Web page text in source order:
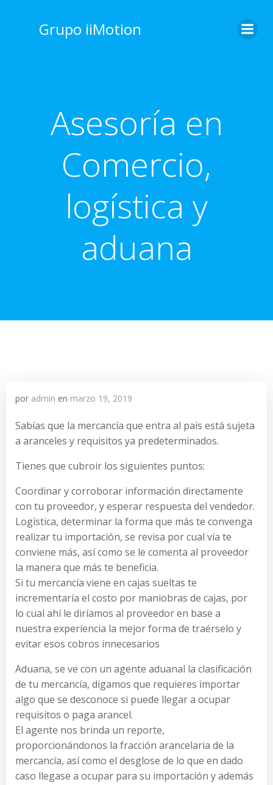
contenido
Grupo iiMotion
Asesoría en
Comercio,
logística y
aduana
por admin en marzo 19, 2019
Sabías que la mercancía que entra al país está sujeta
a aranceles y requisitos ya predeterminados.
Tienes que cubroir los siguientes puntos:
Coordinar y corroborar información directamente
con tu proveedor, y esperar respuesta del vendedor.
Logística, determinar la forma que más te convenga
realizar tu importación, se revisa por cual vía te
conviene más, así como se le comenta al proveedor
la manera que más te beneficia.
Si tu mercancía viene en cajas sueltas te
incrementaría el costo por maniobras de cajas, por
lo cual ahí le diríamos al proveedor en base a
nuestra experiencia la mejor forma de traérselo y
evitar esos cobros innecesarios
Aduana, se ve con un agente aduanal la clasificación
de tu mercancía, digamos que requieres importar
algo que se desconoce si puede llegar a ocupar
requisitos o paga arancel.
El agente nos brinda un reporte,
proporcionándonos la fracción arancelaria de la
mercancía, así como el desglose de lo que en dado
caso llegase a ocupar para su importación y además